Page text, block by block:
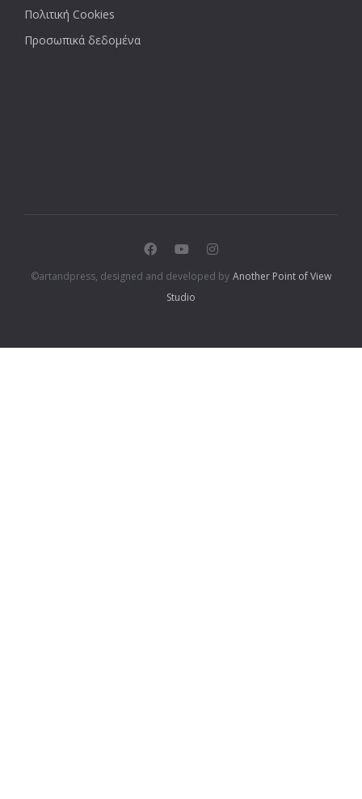
Πολιτική Cookies
Προσωπικά δεδομένα
©artandpress, designed and developed by Another Point of View
Studio